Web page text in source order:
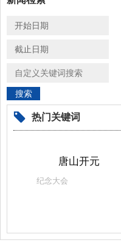
热门关键词
唐山开元
纪念大会